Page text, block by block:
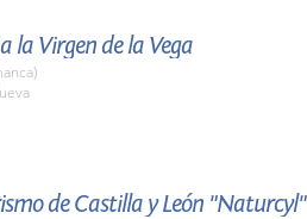
la Virgen de la Vega
de Castilla y León "Naturcyl"